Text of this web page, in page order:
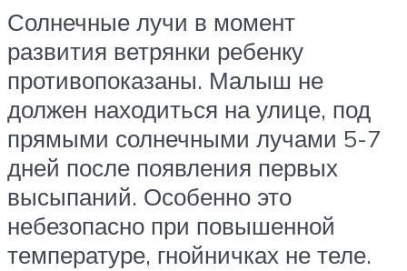
Солнечные лучи в момент
развития ветрянки ребенку
противопоказаны. Малыш не
должен находиться на улице, под
прямыми солнечными лучами 5-7
дней после появления первых
высыпаний. Особенно это
небезопасно при повышенной
температуре, гнойничках не теле.